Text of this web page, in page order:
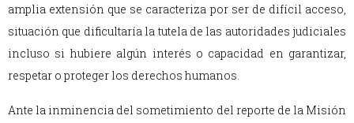
amplia extensión que se caracteriza por ser de difícil acceso,
situación que dificultaría la tutela de las autoridades judiciales
incluso si hubiere algún interés o capacidad en garantizar,
respetar o proteger los derechos humanos.
Ante la inminencia del sometimiento del reporte de la Misión